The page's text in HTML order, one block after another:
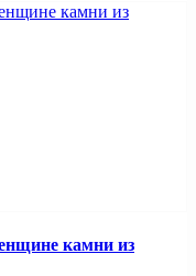
камни из